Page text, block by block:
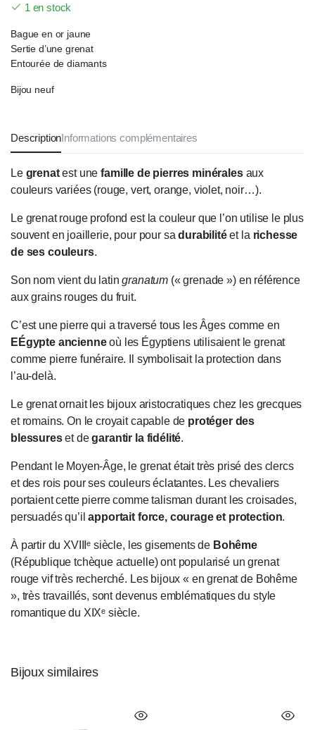
1 en stock
Bague en or jaune
Sertie d’une grenat
Entourée de diamants
Bijou neuf
DescriptionInformations complémentaires
Le grenatest unefamille de pierres minérales aux
couleurs variées (rouge, vert, orange, violet, noir…).
Le grenat rouge profond est la couleur que l’on utilise le plus
souvent en joaillerie, pour pour sadurabilitéet la richesse
de ses couleurs.
Son nom vient du latingranatum (« grenade ») en référence
aux grains rouges du fruit.
C’est une pierre qui a traversé tous les Âges comme en
E Égypte ancienneoù les Égyptiens utilisaient le grenat
comme pierre funéraire. Il symbolisait la protection dans
l’au-delà.
Le grenat ornait les bijoux aristocratiques chez les grecques
et romains. On le croyait capable de protéger des
blessureset degarantir la fidélité.
Pendant le Moyen-Âge, le grenat était très prisé des clercs
et des rois pour ses couleurs éclatantes. Les chevaliers
portaient cette pierre comme talisman durant les croisades,
persuadés qu’ilapportait force, courage et protection.
À partir du XVIIIᵉ siècle, les gisements de Bohême
(République tchèque actuelle) ont popularisé un grenat
rouge vif très recherché. Les bijoux « en grenat de Bohême
», très travaillés, sont devenus emblématiques du style
romantique du XIXᵉ siècle.
Bijoux similaires